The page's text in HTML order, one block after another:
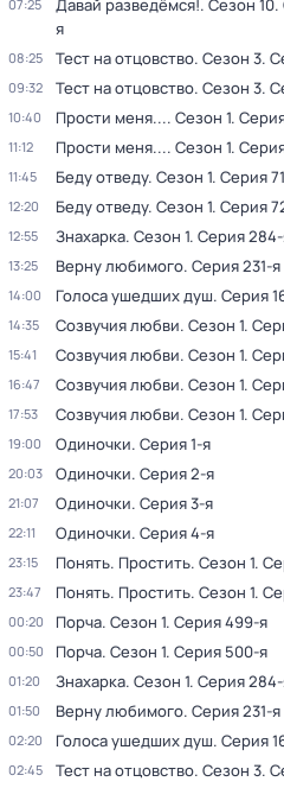
07:25 Давай рaзвeдёмся!. Сезон 10.
я
08:25 Тест на отцовство. Сезон 3.
09:32 Тест на отцовство. Сезон 3.
10:40 Прости меня.... Сезон 1.
11:12 Прости меня.... Сезон 1.
11:45 Беду отведу. Сезон 1. Серия
12:20 Беду отведу. Сезон 1. Серия
12:55 Знaхaрка. Сезон 1. Серия
13:25 Верну любимого. Серия 231-я
14:00 Голocа ушедших душ. Серия
14:35 Созвучия любви. Сезон 1.
15:41 Созвучия любви. Сезон 1.
16:47 Созвучия любви. Сезон 1.
17:53 Созвучия любви. Сезон 1.
19:00 Одиночки. Серия 1-я
20:03 Одиночки. Серия 2-я
21:07 Одиночки. Серия 3-я
22:11 Одиночки. Серия 4-я
23:15 Понять. Простить. Сезон 1.
23:47 Понять. Простить. Сезон 1.
00:20 Порча. Сезон 1. Серия 499-я
00:50 Порча. Сезон 1. Серия 500-я
01:20 Знaхaрка. Сезон 1. Серия
01:50 Верну любимого. Серия 231-я
02:20 Голocа ушедших душ. Серия
02:45 Тест на отцовство. Сезон 3.